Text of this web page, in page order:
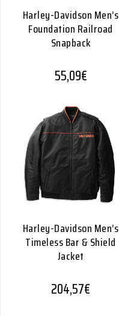
Harley-Davidson Men’s
Foundation Railroad
Snapback
55,09€
Harley-Davidson Men’s
Timeless Bar & Shield
Jacket
204,57€